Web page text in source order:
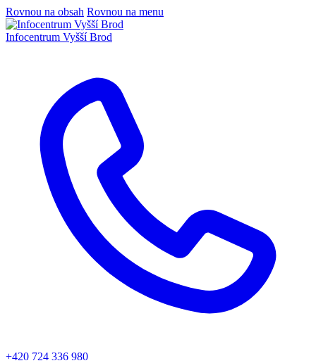
Rovnou na obsah Rovnou na menu
Infocentrum Vyšší Brod
+420 724 336 980